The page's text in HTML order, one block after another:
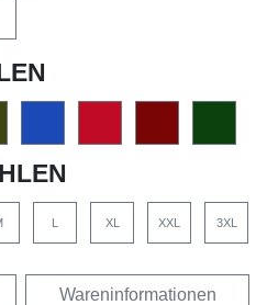
L XL XXL 3XL
Wareninformationen